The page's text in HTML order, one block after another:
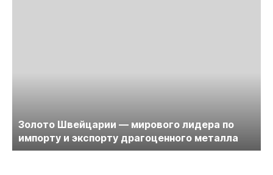
Золото Швейцарии — мирового лидера по
импорту и экспорту драгоценного металла